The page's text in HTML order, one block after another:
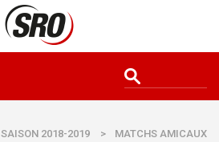
SAISON 2018-2019 > MATCHS AMICAUX